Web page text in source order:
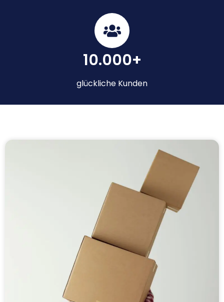
10.000+
glückliche Kunden